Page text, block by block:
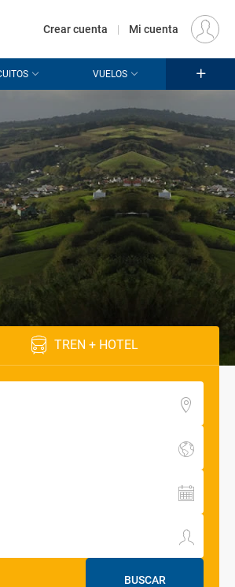
EUR
Crear cuenta | Mi cuenta
VUELOS
TREN + HOTEL
BUSCAR